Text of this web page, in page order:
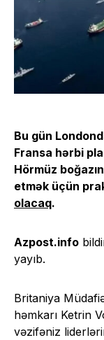
Bu gün
Fransa hərbi
Hörmüz
etmək üçün
olacaq.
Azpost.info
yayıb.
Britaniya
həmkarı Ketrin
vəzifəniz